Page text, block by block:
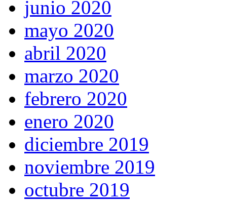
junio 2020
mayo 2020
abril 2020
marzo 2020
febrero 2020
enero 2020
diciembre 2019
noviembre 2019
octubre 2019